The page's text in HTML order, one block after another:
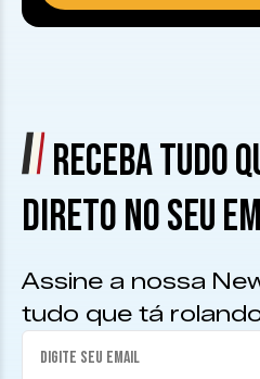
RECEBA TUDO
DIRETO NO SEU
Assine a nossa
tudo que tá